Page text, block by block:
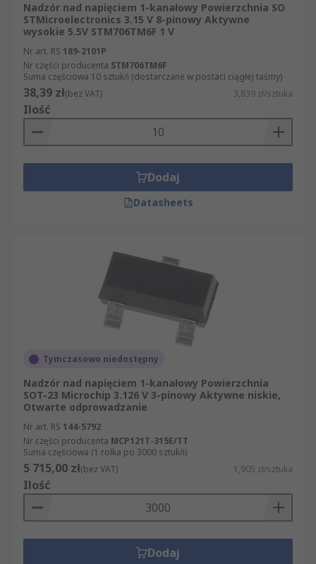
Nadzór nad napięciem 1-kanałowy Powierzchnia SO
STMicroelectronics 3.15 V 8-pinowy Aktywne
wysokie 5.5V STM706TM6F 1 V
Nr art. RS 189-2101P
Nr części producenta STM706TM6F
Suma częściowa 10 sztuk/i (dostarczane w postaci ciągłej taśmy)
38,39 zł(bez VAT) 3,839 zł/sztuka
Ilość
Dodaj
Datasheets
Tymczasowo niedostępny
Nadzór nad napięciem 1-kanałowy Powierzchnia
SOT-23 Microchip 3.126 V 3-pinowy Aktywne niskie,
Otwarte odprowadzanie
Nr art. RS 144-5792
Nr części producenta MCP121T-315E/TT
Suma częściowa (1 rolka po 3000 sztuk/i)
5 715,00 zł(bez VAT) 1,905 zł/sztuka
Ilość
Dodaj